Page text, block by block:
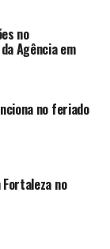
no
Agência em
no feriado
no